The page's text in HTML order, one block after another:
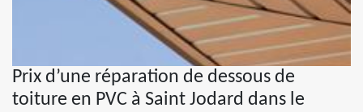
Prix d’une réparation de dessous de
toiture en PVC à Saint Jodard dans le